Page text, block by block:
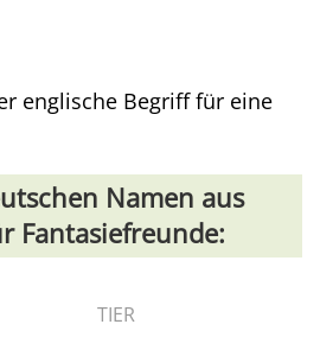
englische Begriff für eine
Namen aus
Fantasiefreunde:
TIER